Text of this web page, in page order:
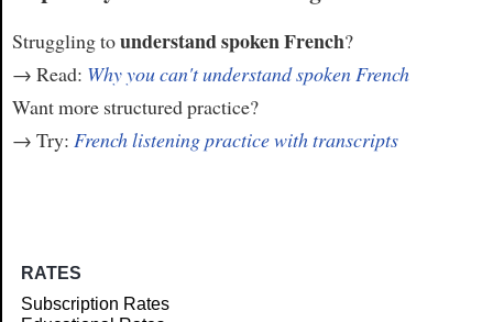
Struggling tounderstand spoken French?
→ Read: Why you can't understand spoken French
Want more structured practice?
→ Try: French listening practice with transcripts
RATES
Subscription Rates